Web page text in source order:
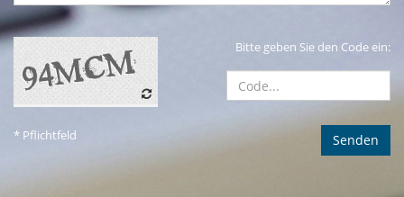
Bitte geben Sie den Code ein:
* Pflichtfeld